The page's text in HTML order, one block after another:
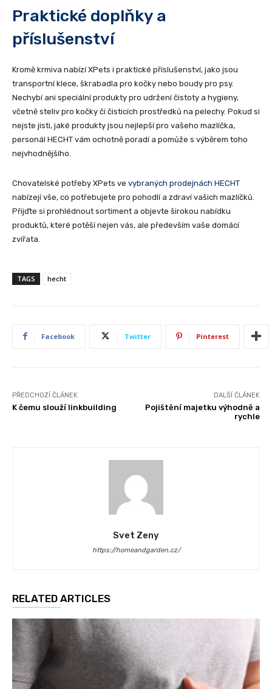
Praktické doplňky a
příslušenství
Kromě krmiva nabízí XPets i praktické příslušenství, jako jsou
transportní klece, škrabadla pro kočky nebo boudy pro psy.
Nechybí ani speciální produkty pro udržení čistoty a hygieny,
včetně steliv pro kočky či čisticích prostředků na pelechy. Pokud si
nejste jisti, jaké produkty jsou nejlepší pro vašeho mazlíčka,
personál HECHT vám ochotně poradí a pomůže s výběrem toho
nejvhodnějšího.
Chovatelské potřeby XPets ve vybraných prodejnách HECHT
nabízejí vše, co potřebujete pro pohodlí a zdraví vašich mazlíčků.
Přijďte si prohlédnout sortiment a objevte širokou nabídku
produktů, které potěší nejen vás, ale především vaše domácí
zvířata.
TAGS hecht
Facebook Twitter Pinterest
PŘEDCHOZÍ ČLÁNEK
K čemu slouží linkbuilding
DALŠÍ ČLÁNEK
Pojištění majetku výhodně a
rychle
Svet Zeny
https://homeandgarden.cz/
RELATED ARTICLES